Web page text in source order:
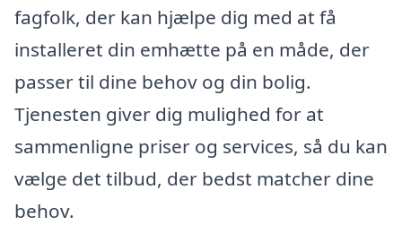
fagfolk, der kan hjælpe dig med at få
installeret din emhætte på en måde, der
passer til dine behov og din bolig.
Tjenesten giver dig mulighed for at
sammenligne priser og services, så du kan
vælge det tilbud, der bedst matcher dine
behov.